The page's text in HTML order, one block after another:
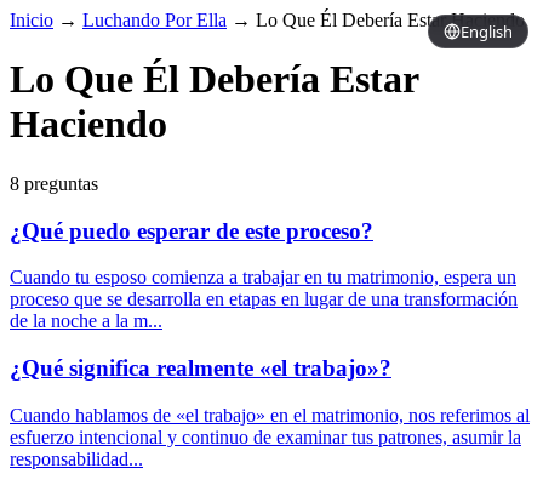
English
Inicio → Luchando Por Ella → Lo Que Él Debería Estar Haciendo
Lo Que Él Debería Estar
Haciendo
8 preguntas
¿Qué puedo esperar de este proceso?
Cuando tu esposo comienza a trabajar en tu matrimonio, espera un
proceso que se desarrolla en etapas en lugar de una transformación
de la noche a la m...
¿Qué significa realmente «el trabajo»?
Cuando hablamos de «el trabajo» en el matrimonio, nos referimos al
esfuerzo intencional y continuo de examinar tus patrones, asumir la
responsabilidad...